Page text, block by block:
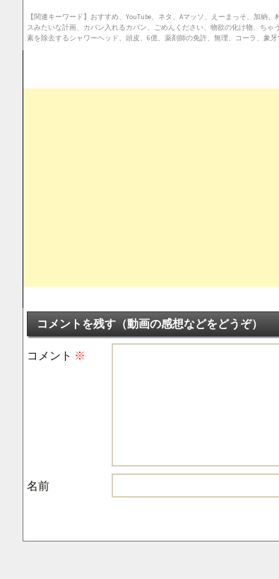
【関連キーワード】おすすめ、YouTube、ネタ、Aマッソ、えーまっそ、加
スみたいな計画、カバン入れるカバン、ごめんください、物欲の化け物、ち
素を除去するシャワーヘッド、頭皮、6億、薬剤師の免許、無理、コーラ、象
コメントを残す（動画の感想などをどうぞ）
コメント ※
名前